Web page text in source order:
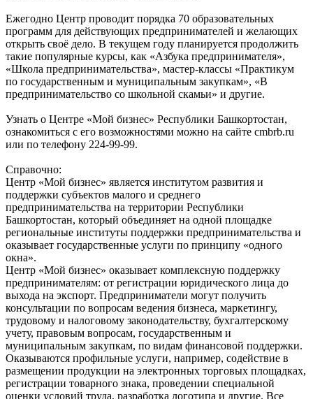
Ежегодно Центр проводит порядка 70 образовательных
программ для действующих предпринимателей и желающих
открыть своё дело. В текущем году планируется продолжить
такие популярные курсы, как «Азбука предпринимателя»,
«Школа предпринимательства», мастер-классы «Практикум
по государственным и муниципальным закупкам», «В
предпринимательство со школьной скамьи» и другие.
Узнать о Центре «Мой бизнес» Республики Башкортостан,
ознакомиться с его возможностями можно на сайте cmbrb.ru
или по телефону 224-99-99.
Справочно:
Центр «Мой бизнес» является институтом развития и
поддержки субъектов малого и среднего
предпринимательства на территории Республики
Башкортостан, который объединяет на одной площадке
региональные институты поддержки предпринимательства и
оказывает государственные услуги по принципу «одного
окна».
Центр «Мой бизнес» оказывает комплексную поддержку
предпринимателям: от регистрации юридического лица до
выхода на экспорт. Предприниматели могут получить
консультации по вопросам ведения бизнеса, маркетингу,
трудовому и налоговому законодательству, бухгалтерскому
учету, правовым вопросам, государственным и
муниципальным закупкам, по видам финансовой поддержки.
Оказываются профильные услуги, например, содействие в
размещении продукции на электронных торговых площадках,
регистрации товарного знака, проведении специальной
оценки условий труда, разработка логотипа и другие. Все